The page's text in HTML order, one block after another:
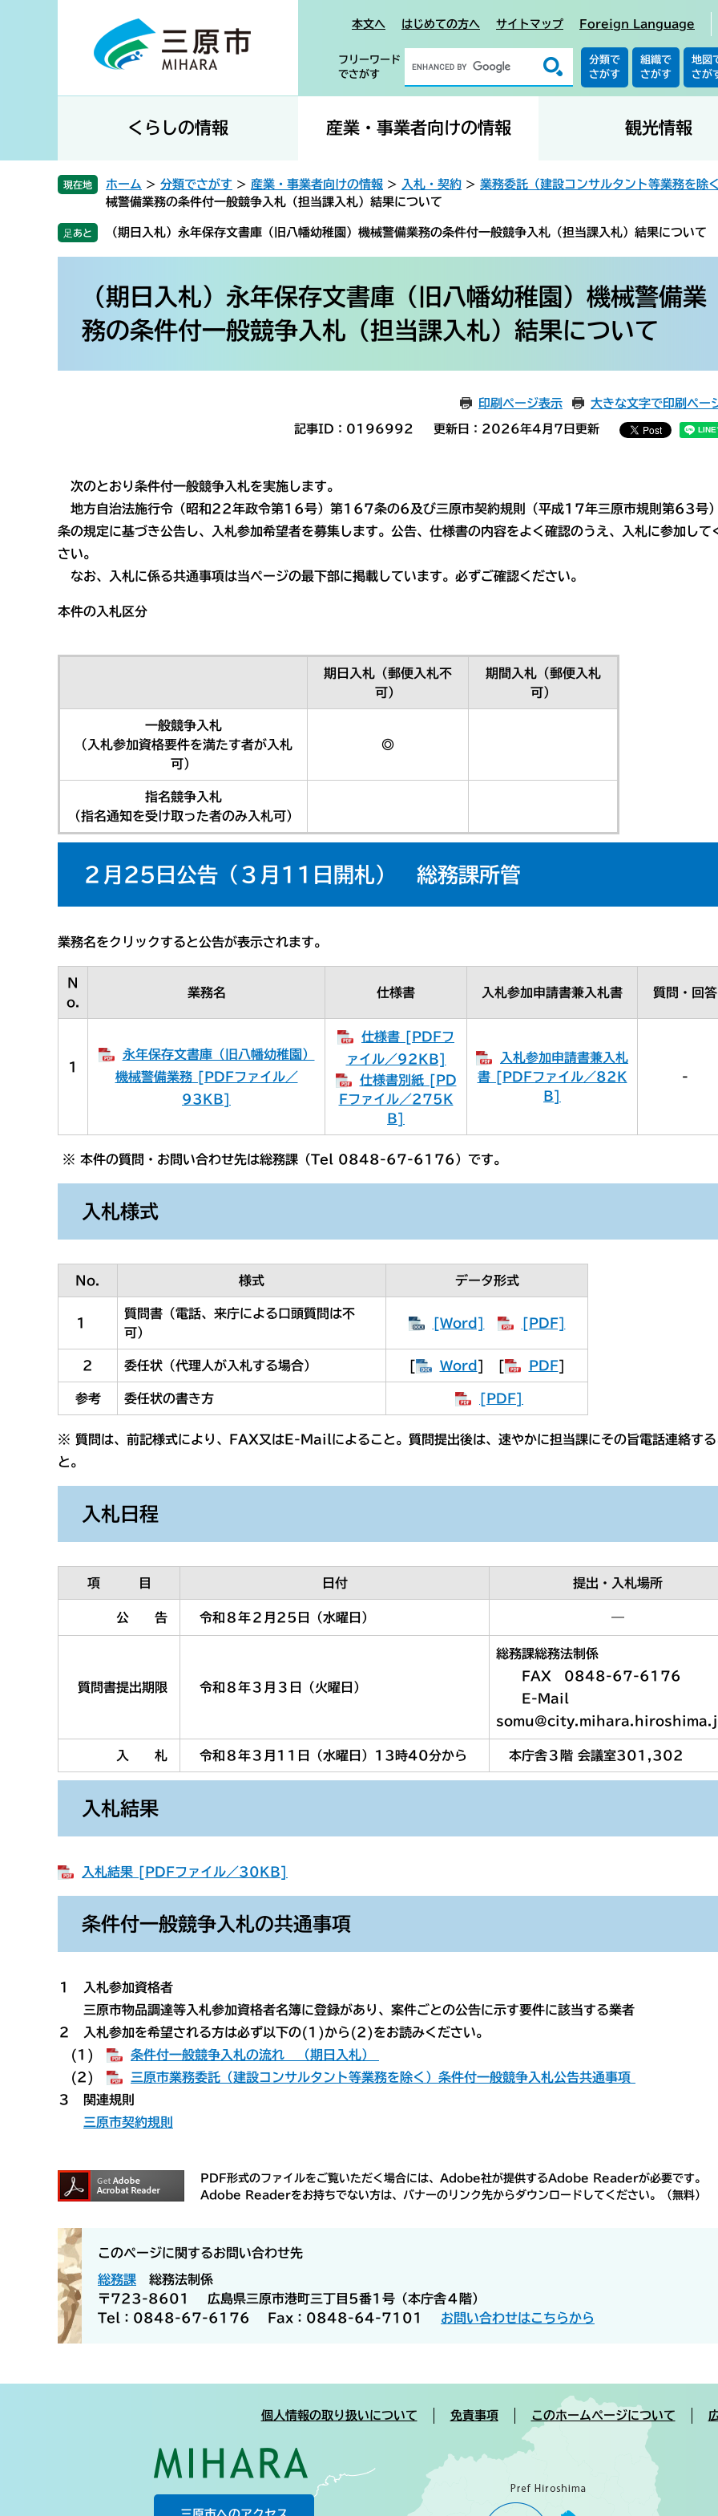
。
て
本文へ はじめての方へ サイトマップ Foreign Language
フリーワード
でさがす
分類で
さがす
組織で
さがす
地図
さが
くらしの情報 産業・事業者向けの情報 観光情報
現在地 ホーム > 分類でさがす > 産業・事業者向けの情報 > 入札・契約 > 業務委託（建設コンサルタント等業務を除
械警備業務の条件付一般競争入札（担当課入札）結果について
（期日入札）永年保存文書庫（旧八幡幼稚園）機械警備業務の条件付一般競争入札（担当課入札）結果について
（期日入札）永年保存文書庫（旧八幡幼稚園）機械警備業
務の条件付一般競争入札（担当課入札）結果について
印刷ページ表示 大きな文字で印刷ペー
記事ID：0196992 更新日：2026年4月7日更新
次のとおり条件付一般競争入札を実施します。
地方自治法施行令（昭和22年政令第16号）第167条の6及び三原市契約規則（平成17年三原市規則第63号
条の規定に基づき公告し、入札参加希望者を募集します。公告、仕様書の内容をよく確認のうえ、入札に参加して
さい。
なお、入札に係る共通事項は当ページの最下部に掲載しています。必ずご確認ください。
本件の入札区分
期日入札（郵便入札不
可）
期間入札（郵便入札
可）
一般競争入札
（入札参加資格要件を満たす者が入札
可）
◎
指名競争入札
（指名通知を受け取った者のみ入札可）
２月25日公告（３月11日開札） 総務課所管
業務名をクリックすると公告が表示されます。
N
o.
業務名 仕様書 入札参加申請書兼入札書 質問・回答
1
永年保存文書庫（旧八幡幼稚園）
機械警備業務 [PDFファイル／
93KB]
仕様書 [PDFフ
ァイル／92KB]
仕様書別紙 [PD
Fファイル／275K
B]
入札参加申請書兼入札
書 [PDFファイル／82K
B]
-
※ 本件の質問・お問い合わせ先は総務課（Tel 0848-67-6176）です。
入札様式
No. 様式 データ形式
1
質問書（電話、来庁による口頭質問は不
可）
[Word] [PDF]
2 委任状（代理人が入札する場合） [ Word ] [ PDF]
参考 委任状の書き方 [PDF]
※ 質問は、前記様式により、FAX又はE-Mailによること。質問提出後は、速やかに担当課にその旨電話連絡す
と。
入札日程
項 目 日付 提出・入札場所
公 告 令和８年２月25日（水曜日） ―
質問書提出期限 令和８年３月３日（火曜日）
総務課総務法制係
FAX 0848-67-6176
E-Mail
入 札 令和８年３月11日（水曜日）13時40分から 本庁舎３階 会議室301,302
入札結果
入札結果 [PDFファイル／30KB]
条件付一般競争入札の共通事項
１ 入札参加資格者
三原市物品調達等入札参加資格者名簿に登録があり、案件ごとの公告に示す要件に該当する業者
２ 入札参加を希望される方は必ず以下の(1)から(2)をお読みください。
(1)
条件付一般競争入札の流れ （期日入札）
(2)
三原市業務委託（建設コンサルタント等業務を除く）条件付一般競争入札公告共通事項
３ 関連規則
三原市契約規則
PDF形式のファイルをご覧いただく場合には、Adobe社が提供するAdobe Readerが必要です。
Adobe Readerをお持ちでない方は、バナーのリンク先からダウンロードしてください。（無料）
このページに関するお問い合わせ先
総務課
総務法制係
〒723-8601
広島県三原市港町三丁目5番1号（本庁舎４階）
Tel：0848-67-6176
Fax：0848-64-7101 お問い合わせはこちらから
個人情報の取り扱いについて 免責事項 このホームページについて